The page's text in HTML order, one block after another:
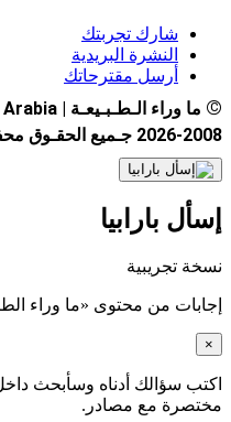
شارك تجربتك
النشرة البريدية
أرسل مقترحاتك
© ما وراء الـطـبـيعـة | Paranormal Arabia
2026-2008 جـميع الحقـوق محفـوظة
إسأل بارابيا
نسخة تجريبية
إجابات من محتوى «ما وراء
×
اكتب سؤالك أدناه وسأبحث
مختصرة مع مصادر.